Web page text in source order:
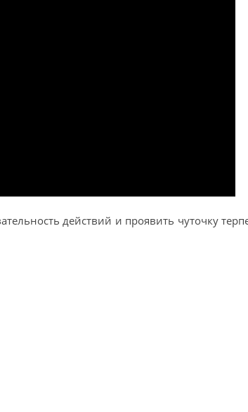
действий и проявить чуточку